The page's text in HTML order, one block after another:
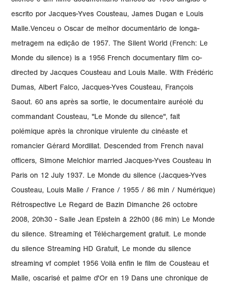
escrito por Jacques-Yves Cousteau, James Dugan e Louis
Malle.Venceu o Oscar de melhor documentário de longa-
metragem na edição de 1957. The Silent World (French: Le
Monde du silence) is a 1956 French documentary film co-
directed by Jacques Cousteau and Louis Malle. With Frédéric
Dumas, Albert Falco, Jacques-Yves Cousteau, François
Saout. 60 ans après sa sortie, le documentaire auréolé du
commandant Cousteau, "Le Monde du silence", fait
polémique après la chronique virulente du cinéaste et
romancier Gérard Mordillat. Descended from French naval
officers, Simone Melchior married Jacques-Yves Cousteau in
Paris on 12 July 1937. Le Monde du silence (Jacques-Yves
Cousteau, Louis Malle / France / 1955 / 86 min / Numérique)
Rétrospective Le Regard de Bazin Dimanche 26 octobre
2008, 20h30 - Salle Jean Epstein â 22h00 (86 min) Le Monde
du silence. Streaming et Téléchargement gratuit. Le monde
du silence Streaming HD Gratuit, Le monde du silence
streaming vf complet 1956 Voilà enfin le film de Cousteau et
Malle, oscarisé et palme d'Or en 19 Dans une chronique de